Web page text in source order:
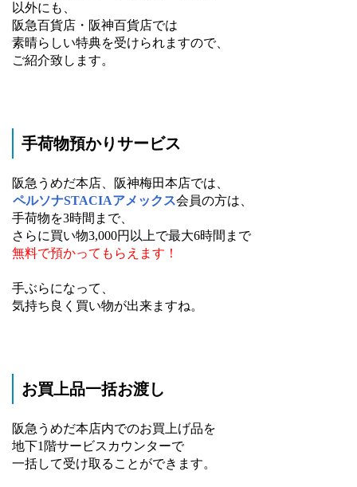
以外にも、
阪急百貨店・阪神百貨店では
素晴らしい特典を受けられますので、
ご紹介致します。
手荷物預かりサービス
阪急うめだ本店、阪神梅田本店では、
ペルソナSTACIAアメックス会員の方は、
手荷物を3時間まで、
さらに買い物3,000円以上で最大6時間まで
無料で預かってもらえます！
手ぶらになって、
気持ち良く買い物が出来ますね。
お買上品一括お渡し
阪急うめだ本店内でのお買上げ品を
地下1階サービスカウンターで
一括して受け取ることができます。